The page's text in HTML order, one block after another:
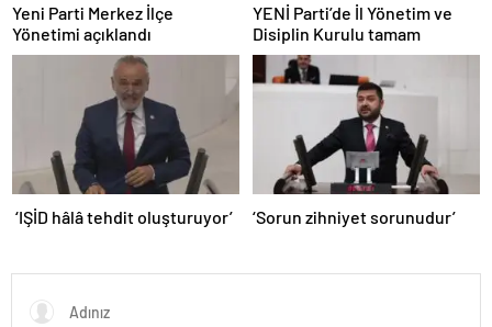
Yeni Parti Merkez İlçe
Yönetimi açıklandı
YENİ Parti’de İl Yönetim ve
Disiplin Kurulu tamam
‘IŞİD hâlâ tehdit oluşturuyor’ ‘Sorun zihniyet sorunudur’